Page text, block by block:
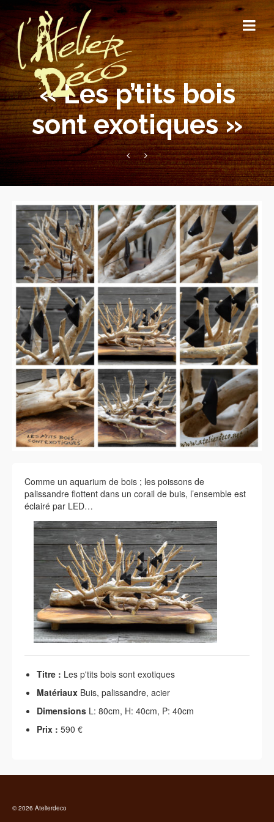
« Les p’tits bois
sont exotiques »
Comme un aquarium de bois ; les poissons de
palissandre flottent dans un corail de buis, l’ensemble est
éclairé par LED…
Titre : Les p'tits bois sont exotiques
Matériaux Buis, palissandre, acier
Dimensions L: 80cm, H: 40cm, P: 40cm
Prix : 590 €
© 2026 Atelierdeco